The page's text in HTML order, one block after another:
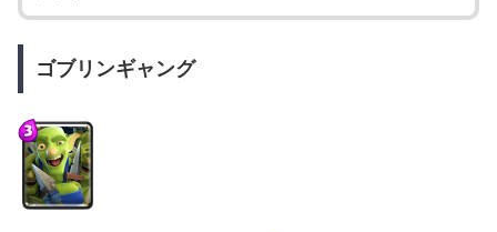
ゴブリンギャング